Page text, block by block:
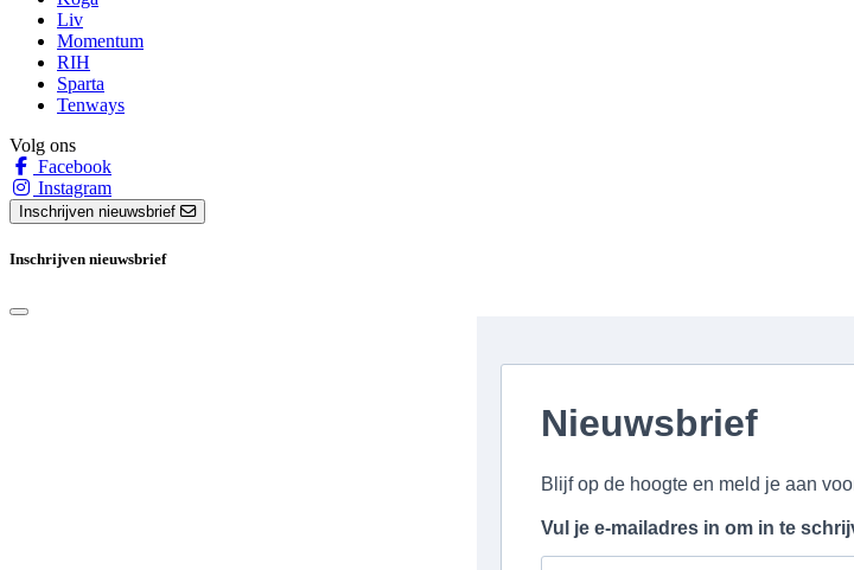
Liv
Momentum
RIH
Sparta
Tenways
Volg ons
Facebook
Instagram
Inschrijven nieuwsbrief
Inschrijven nieuwsbrief